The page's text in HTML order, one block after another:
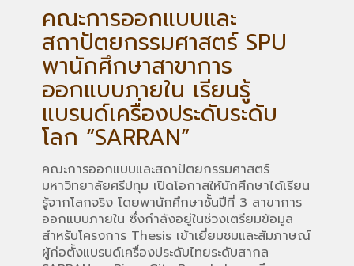
คณะการออกแบบและ
สถาปัตยกรรมศาสตร์ SPU
พานักศึกษาสาขาการ
ออกแบบภายใน เรียนรู้
แบรนด์เครื่องประดับระดับ
โลก “SARRAN”
คณะการออกแบบและสถาปัตยกรรมศาสตร์
มหาวิทยาลัยศรีปทุม เปิดโอกาสให้นักศึกษาได้เรียน
รู้จากโลกจริง โดยพานักศึกษาชั้นปีที่ 3 สาขาการ
ออกแบบภายใน ซึ่งกำลังอยู่ในช่วงเตรียมข้อมูล
สำหรับโครงการ Thesis เข้าเยี่ยมชมและสัมภาษณ์
ผู้ก่อตั้งแบรนด์เครื่องประดับไทยระดับสากล